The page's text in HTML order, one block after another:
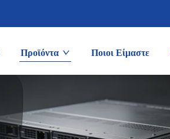
Προϊόντα Ποιοι Είμαστε